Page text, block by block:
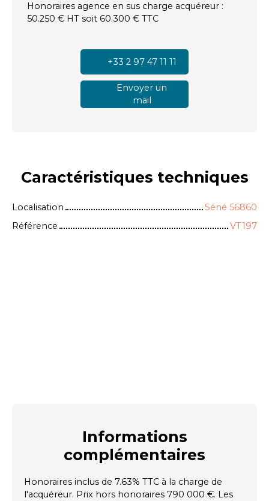
Honoraires agence en sus charge acquéreur :
50.250 € HT soit 60.300 € TTC
+33 2 97 47 11 11
Envoyer un
mail
Caractéristiques techniques
Localisation
Séné 56860
Référence
VT197
Informations
complémentaires
Honoraires inclus de 7.63% TTC à la charge de
l'acquéreur. Prix hors honoraires 790 000 €. Les